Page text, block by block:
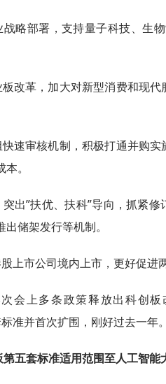
略部署，支持量子科技、生
改革，加大对新型消费和现
速审核机制，积极打通并购
。
出”扶优、扶科”导向，抓紧
储架发行等机制。
上市公司境内上市，更好促进
会上多条政策释放出科创
准并首次扩围，刚好过去一年。
五套标准适用范围至人工智能